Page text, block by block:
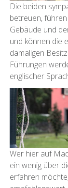
Die beiden
betreuen,
Gebäude und
und können die
damaligen
Führungen
englischer
Wer hier auf
ein wenig über
erfahren